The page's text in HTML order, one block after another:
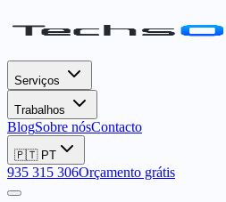
Serviços
Trabalhos
BlogSobre nósContacto
🇵🇹 PT
935 315 306Orçamento grátis